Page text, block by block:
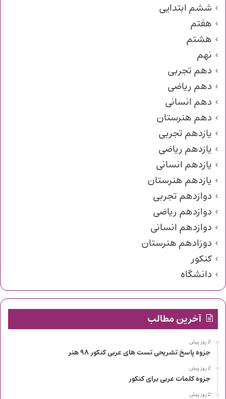
ششم ابتدایی
هفتم
هشتم
نهم
دهم تجربی
دهم ریاضی
دهم انسانی
دهم هنرستان
یازدهم تجربی
یازدهم ریاضی
یازدهم انسانی
یازدهم هنرستان
دوازدهم تجربی
دوازدهم ریاضی
دوازدهم انسانی
دوزادهم هنرستان
کنکور
دانشگاه
آخرین مطالب
2 روز پیش
جزوه پاسخ تشریحی تست های عربی کنکور ۹۸ هنر
2 روز پیش
جزوه کلمات عربی برای کنکور
2 روز پیش